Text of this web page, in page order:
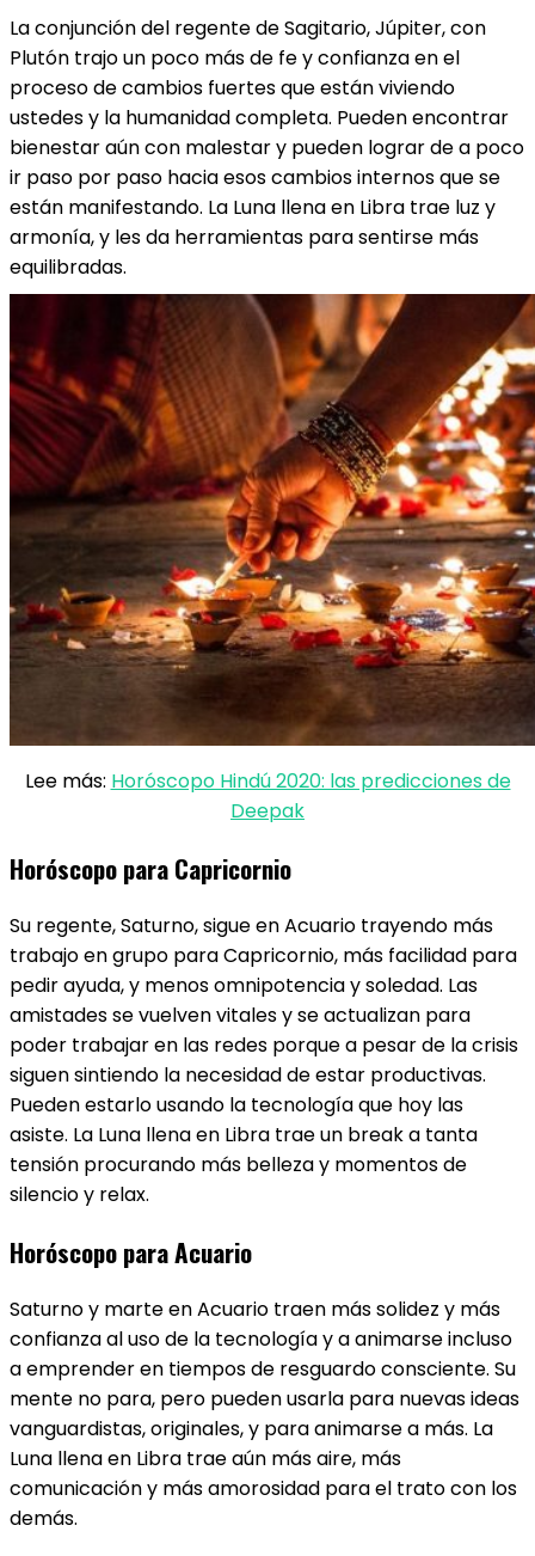
La conjunción del regente de Sagitario, Júpiter, con
Plutón trajo un poco más de fe y confianza en el
proceso de cambios fuertes que están viviendo
ustedes y la humanidad completa. Pueden encontrar
bienestar aún con malestar y pueden lograr de a poco
ir paso por paso hacia esos cambios internos que se
están manifestando. La Luna llena en Libra trae luz y
armonía, y les da herramientas para sentirse más
equilibradas.
Lee más: Horóscopo Hindú 2020: las predicciones de
Deepak
Horóscopo para Capricornio
Su regente, Saturno, sigue en Acuario trayendo más
trabajo en grupo para Capricornio, más facilidad para
pedir ayuda, y menos omnipotencia y soledad. Las
amistades se vuelven vitales y se actualizan para
poder trabajar en las redes porque a pesar de la crisis
siguen sintiendo la necesidad de estar productivas.
Pueden estarlo usando la tecnología que hoy las
asiste. La Luna llena en Libra trae un break a tanta
tensión procurando más belleza y momentos de
silencio y relax.
Horóscopo para Acuario
Saturno y marte en Acuario traen más solidez y más
confianza al uso de la tecnología y a animarse incluso
a emprender en tiempos de resguardo consciente. Su
mente no para, pero pueden usarla para nuevas ideas
vanguardistas, originales, y para animarse a más. La
Luna llena en Libra trae aún más aire, más
comunicación y más amorosidad para el trato con los
demás.